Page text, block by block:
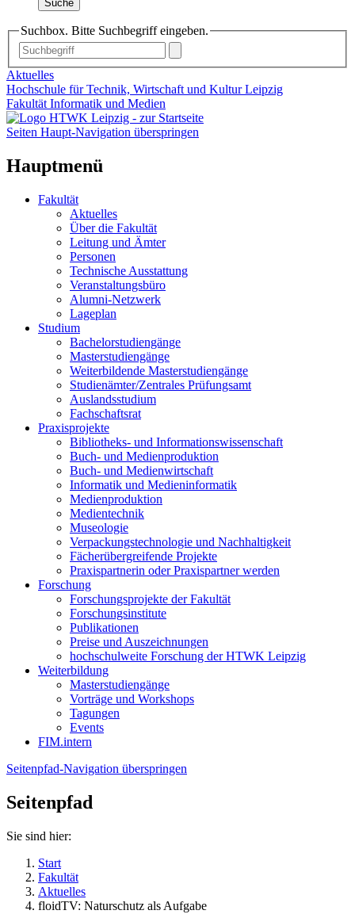
Suche
Suchbox. Bitte Suchbegriff eingeben.
Aktuelles
Hochschule für Technik, Wirtschaft und Kultur Leipzig
Fakultät Informatik und Medien
Seiten Haupt-Navigation überspringen
Hauptmenü
Fakultät
Aktuelles
Über die Fakultät
Leitung und Ämter
Personen
Technische Ausstattung
Veranstaltungsbüro
Alumni-Netzwerk
Lageplan
Studium
Bachelorstudiengänge
Masterstudiengänge
Weiterbildende Masterstudiengänge
Studienämter/Zentrales Prüfungsamt
Auslandsstudium
Fachschaftsrat
Praxisprojekte
Bibliotheks- und Informationswissenschaft
Buch- und Medienproduktion
Buch- und Medienwirtschaft
Informatik und Medieninformatik
Medienproduktion
Medientechnik
Museologie
Verpackungstechnologie und Nachhaltigkeit
Fächerübergreifende Projekte
Praxispartnerin oder Praxispartner werden
Forschung
Forschungsprojekte der Fakultät
Forschungsinstitute
Publikationen
Preise und Auszeichnungen
hochschulweite Forschung der HTWK Leipzig
Weiterbildung
Masterstudiengänge
Vorträge und Workshops
Tagungen
Events
FIM.intern
Seitenpfad-Navigation überspringen
Seitenpfad
Sie sind hier:
Start
Fakultät
Aktuelles
floidTV: Naturschutz als Aufgabe